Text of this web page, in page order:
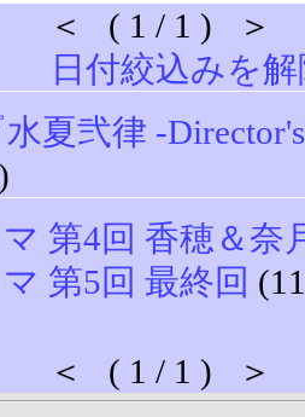
＜ ( 1 / 1 ) ＞
日付絞込みを
夏弐律 -
第4回 香穂＆奈
第5回 最終回
＜ ( 1 / 1 ) ＞